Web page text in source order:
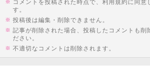
コメントを投稿された時点で、利用規約に同意
す。
投稿後は編集・削除できません。
記事が削除された場合、投稿したコメントも削
ださい。
不適切なコメントは削除されます。